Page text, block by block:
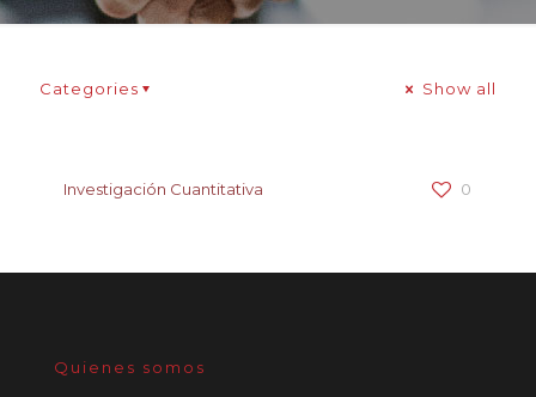
Categories Show all
Investigación Cuantitativa 0
Quienes somos